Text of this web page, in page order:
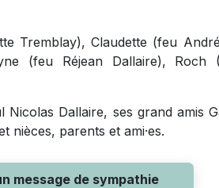
Tremblay), Claudette (feu
(feu Réjean Dallaire), Roch
Dallaire, ses grand amis
nièces, parents et ami·es.
message de sympathie